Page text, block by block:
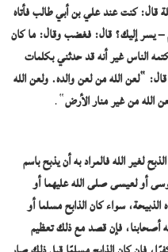
قال: كنت عند علي بن أبي طالب فأتاه
– يسر إليك؟ قال: فغضب وقال: ما كان
الناس غير أنه قد حدثني بكلمات
“لعن الله من لعن والده. ولعن الله
الله من غير منار الأرض“.
لغير الله فالمراد به أن يذبح باسم
أو لعيسى صلى الله عليهما أو
سواء كان الذابح مسلما أو
أصحابنا، فإن قصد مع ذلك تعظيم